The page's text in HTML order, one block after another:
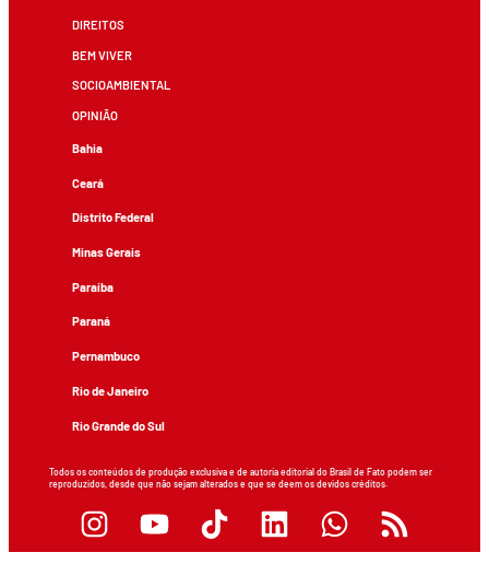
DIREITOS
BEM VIVER
SOCIOAMBIENTAL
OPINIÃO
Bahia
Ceará
Distrito Federal
Minas Gerais
Paraíba
Paraná
Pernambuco
Rio de Janeiro
Rio Grande do Sul
Todos os conteúdos de produção exclusiva e de autoria editorial do Brasil de Fato podem ser
reproduzidos, desde que não sejam alterados e que se deem os devidos créditos.